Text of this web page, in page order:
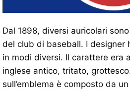
Dal 1898, diversi auricolari
del club di baseball. I designer
in modi diversi. Il carattere era
inglese antico, tritato,
sull’emblema è composto da